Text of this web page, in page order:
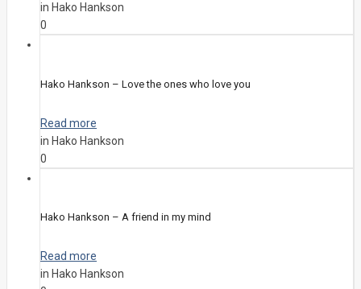
in Hako Hankson
0
Hako Hankson – Love the ones who love you
Read more
in Hako Hankson
0
Hako Hankson – A friend in my mind
Read more
in Hako Hankson